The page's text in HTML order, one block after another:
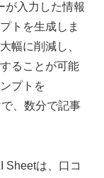
が入力した情報
トを生成しま
幅に削減し、
ることが可能
プトを
、数分で記事
Sheetは、口コ